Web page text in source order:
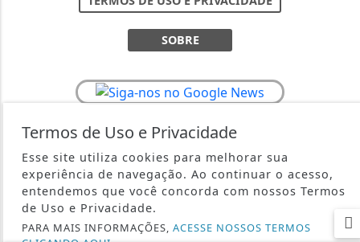
SOBRE
Termos de Uso e Privacidade
Esse site utiliza cookies para melhorar sua
experiência de navegação. Ao continuar o acesso,
entendemos que você concorda com nossos Termos
de Uso e Privacidade.
PARA MAIS INFORMAÇÕES, ACESSE NOSSOS TERMOS